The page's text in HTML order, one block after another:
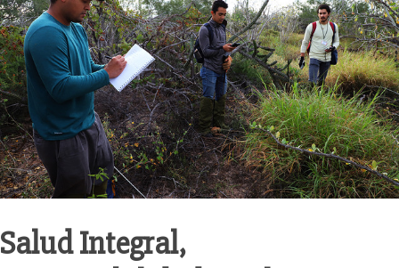
Salud Integral,